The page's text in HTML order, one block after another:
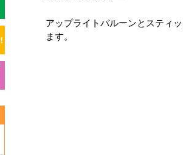
アップライトバルーンとスティ
ます。